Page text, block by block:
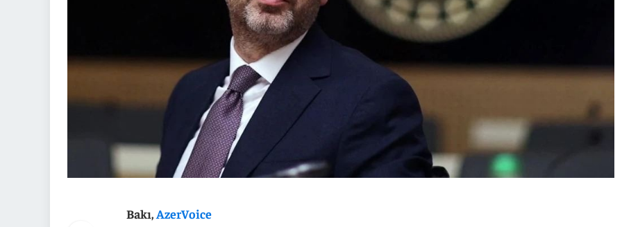
Bakı,AzerVoice